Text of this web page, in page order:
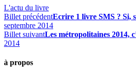
L'actu du livre
Billet précédentEcrire 1 livre SMS ? Si,
septembre 2014
Billet suivantLes métropolitaines 2014,
2014
à propos